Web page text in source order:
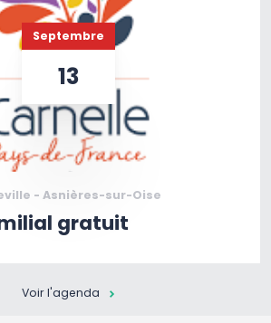
Septembre
13
- Asnières-sur-Oise
gratuit
Voir l'agenda